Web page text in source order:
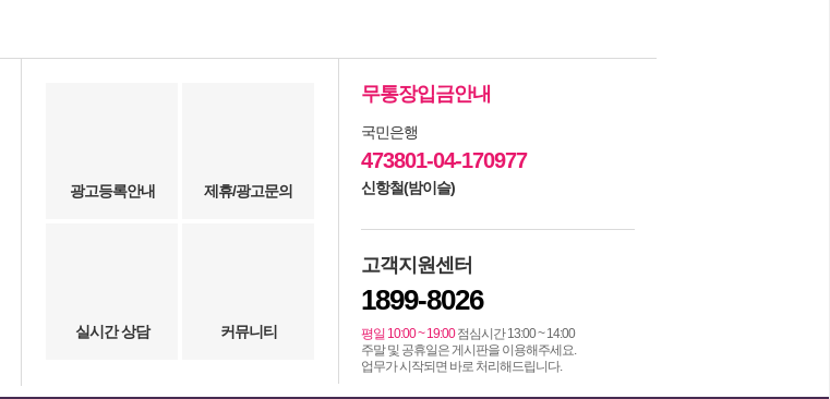
광고등록안내 제휴/광고문의
실시간 상담 커뮤니티
무통장입금안내
국민은행
473801-04-170977
신항철(밤이슬)
고객지원센터
1899-8026
평일 10:00 ~ 19:00점심시간 13:00 ~ 14:00
주말 및 공휴일은 게시판을 이용해주세요.
업무가 시작되면 바로 처리해드립니다.